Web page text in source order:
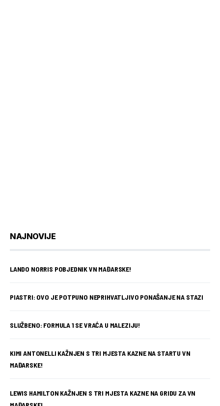
NAJNOVIJE
LANDO NORRIS POBJEDNIK VN MAĐARSKE!
PIASTRI: OVO JE POTPUNO NEPRIHVATLJIVO PONAŠANJE NA STAZI
SLUŽBENO: FORMULA 1 SE VRAĆA U MALEZIJU!
KIMI ANTONELLI KAŽNJEN S TRI MJESTA KAZNE NA STARTU VN
MAĐARSKE!
LEWIS HAMILTON KAŽNJEN S TRI MJESTA KAZNE NA GRIDU ZA VN